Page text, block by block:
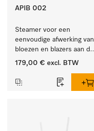
APIB 002
Steamer voor een
eenvoudige afwerking van
bloezen en blazers aan de
klerenhanger.
179,00 € excl. BTW